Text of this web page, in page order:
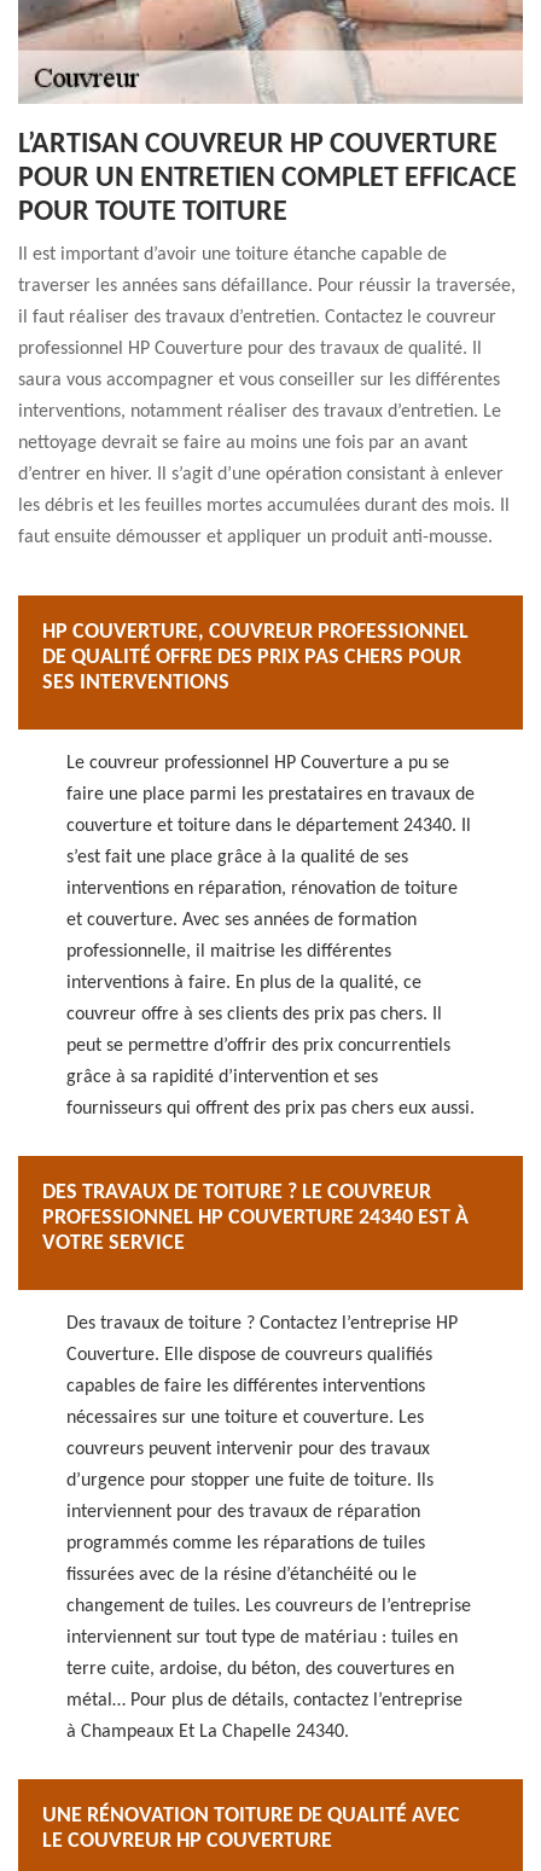
L’ARTISAN COUVREUR HP COUVERTURE
POUR UN ENTRETIEN COMPLET EFFICACE
POUR TOUTE TOITURE
Il est important d’avoir une toiture étanche capable de
traverser les années sans défaillance. Pour réussir la traversée,
il faut réaliser des travaux d’entretien. Contactez le couvreur
professionnel HP Couverture pour des travaux de qualité. Il
saura vous accompagner et vous conseiller sur les différentes
interventions, notamment réaliser des travaux d’entretien. Le
nettoyage devrait se faire au moins une fois par an avant
d’entrer en hiver. Il s’agit d’une opération consistant à enlever
les débris et les feuilles mortes accumulées durant des mois. Il
faut ensuite démousser et appliquer un produit anti-mousse.
HP COUVERTURE, COUVREUR PROFESSIONNEL
DE QUALITÉ OFFRE DES PRIX PAS CHERS POUR
SES INTERVENTIONS
Le couvreur professionnel HP Couverture a pu se
faire une place parmi les prestataires en travaux de
couverture et toiture dans le département 24340. Il
s’est fait une place grâce à la qualité de ses
interventions en réparation, rénovation de toiture
et couverture. Avec ses années de formation
professionnelle, il maitrise les différentes
interventions à faire. En plus de la qualité, ce
couvreur offre à ses clients des prix pas chers. Il
peut se permettre d’offrir des prix concurrentiels
grâce à sa rapidité d’intervention et ses
fournisseurs qui offrent des prix pas chers eux aussi.
DES TRAVAUX DE TOITURE ? LE COUVREUR
PROFESSIONNEL HP COUVERTURE 24340 EST À
VOTRE SERVICE
Des travaux de toiture ? Contactez l’entreprise HP
Couverture. Elle dispose de couvreurs qualifiés
capables de faire les différentes interventions
nécessaires sur une toiture et couverture. Les
couvreurs peuvent intervenir pour des travaux
d’urgence pour stopper une fuite de toiture. Ils
interviennent pour des travaux de réparation
programmés comme les réparations de tuiles
fissurées avec de la résine d’étanchéité ou le
changement de tuiles. Les couvreurs de l’entreprise
interviennent sur tout type de matériau : tuiles en
terre cuite, ardoise, du béton, des couvertures en
métal… Pour plus de détails, contactez l’entreprise
à Champeaux Et La Chapelle 24340.
UNE RÉNOVATION TOITURE DE QUALITÉ AVEC
LE COUVREUR HP COUVERTURE